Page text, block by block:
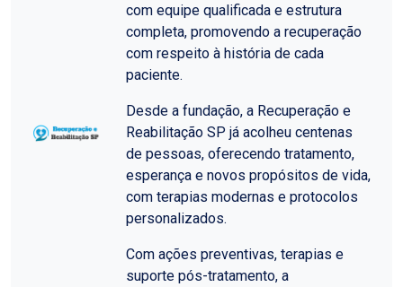
com equipe qualificada e estrutura
completa, promovendo a recuperação
com respeito à história de cada
paciente.
Desde a fundação, a Recuperação e
Reabilitação SP já acolheu centenas
de pessoas, oferecendo tratamento,
esperança e novos propósitos de vida,
com terapias modernas e protocolos
personalizados.
Com ações preventivas, terapias e
suporte pós-tratamento, a